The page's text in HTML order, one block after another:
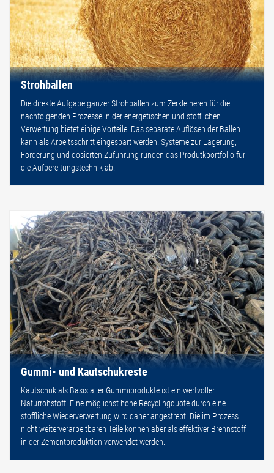
Strohballen
Die direkte Aufgabe ganzer Strohballen zum Zerkleineren für die
nachfolgenden Prozesse in der energetischen und stofflichen
Verwertung bietet einige Vorteile. Das separate Auflösen der Ballen
kann als Arbeitsschritt eingespart werden. Systeme zur Lagerung,
Förderung und dosierten Zuführung runden das Produtkportfolio für
die Aufbereitungstechnik ab.
Gummi- und Kautschukreste
Kautschuk als Basis aller Gummiprodukte ist ein wertvoller
Naturrohstoff. Eine möglichst hohe Recyclingquote durch eine
stoffliche Wiederverwertung wird daher angestrebt. Die im Prozess
nicht weiterverarbeitbaren Teile können aber als effektiver Brennstoff
in der Zementproduktion verwendet werden.